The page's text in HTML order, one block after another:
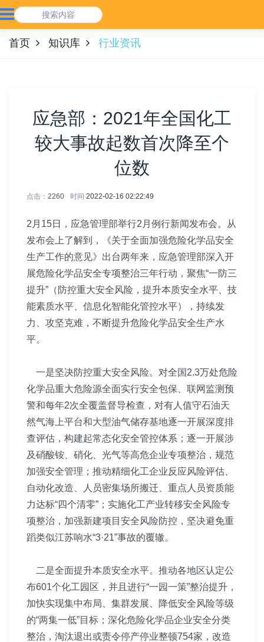
首页 知识库 行业资讯
应急部：2021年全国化工
较大事故起数首次降至个
位数
点击： 2260 时间 2022-02-16 02:22:49
2月15日，应急管理部举行2月例行新闻发布会。从
发布会上了解到，《关于全面加强危险化学品安全
生产工作的意见》出台两年来，应急管理部深入开
展危险化学品安全专项整治三年行动，聚焦“一防三
提升”（防控重大安全风险，提升本质安全水平、技
能素质水平、信息化智能化管控水平），持续发
力、攻坚克难，不断提升危险化学品安全生产水
平。
一是坚决防控重大安全风险。对全国2.3万处危险
化学品重大危险源全面实行安全包保、联网监测预
警和每年2次全覆盖督导检查，对有人值守石油天
然气海上平台和大型油气储存基地逐一开展深度排
查评估，构建起常态化安全管控体系；逐一开展涉
及硝酸铵、硝化、光气等高危企业专项整治，规范
加强安全管理；推动精细化工企业反应风险评估、
自动化改造、人员密集场所搬迁、重点人员资质能
力达标“四个清零”；实施化工产业转移安全风险专
项整治，加强新建项目安全风险防控，坚决避免重
蹈类似江苏响水“3·21”事故的覆辙。
二是全面提升本质安全水平。推动各地区认定公
布601个化工园区，并且进行“一园一策”整治提升，
加快实现集中布局、集群发展、降低安全风险等级
的“两集一低”目标；深化危险化学品企业安全分类
整治，淘汰退出或责令停产停业整顿754家，改造